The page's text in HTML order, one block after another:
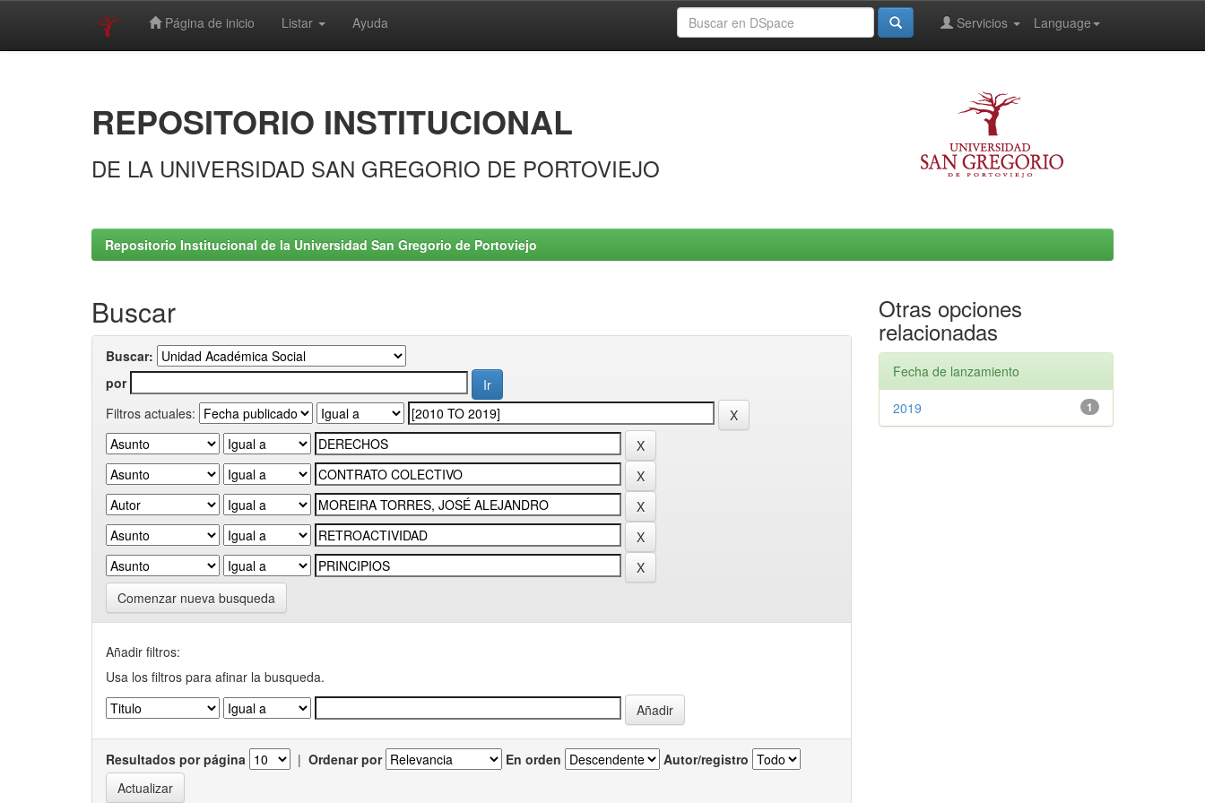
Página de inicio Listar Ayuda Language
Servicios
REPOSITORIO INSTITUCIONAL
DE LA UNIVERSIDAD SAN GREGORIO DE PORTOVIEJO
Repositorio Institucional de la Universidad San Gregorio de Portoviejo
Buscar
Buscar:
por
Filtros actuales:
Comenzar nueva busqueda
Añadir filtros:
Usa los filtros para afinar la busqueda.
Resultados por página | Ordenar por En orden Autor/registro
Otras opciones
relacionadas
Fecha de lanzamiento
1
2019